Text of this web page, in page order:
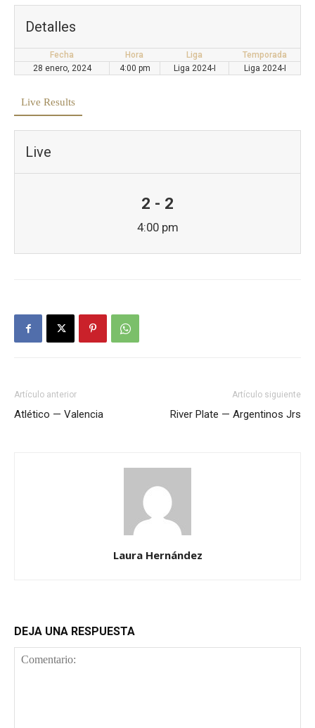
Detalles
Fecha Hora Liga
Temporada
28 enero, 2024
4:00 pm Liga 2024-I Liga 2024-I
Live Results
Live
2 - 2
4:00 pm
Artículo anterior
Atlético — Valencia
Artículo siguiente
River Plate — Argentinos Jrs
Laura Hernández
DEJA UNA RESPUESTA